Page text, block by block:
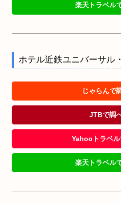
楽天トラベル
ホテル近鉄ユニバーサル
じゃらんで
JTBで調
Yahooトラベ
楽天トラベル